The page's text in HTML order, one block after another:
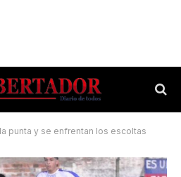
punta y se enfrentan los escoltas